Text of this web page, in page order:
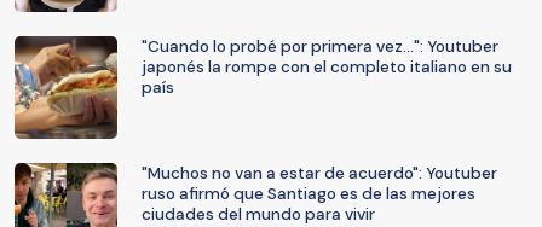
"Cuando lo probé por primera vez...": Youtuber
japonés la rompe con el completo italiano en su
país
"Muchos no van a estar de acuerdo": Youtuber
ruso afirmó que Santiago es de las mejores
ciudades del mundo para vivir